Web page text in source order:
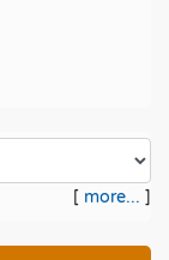
[ more... ]